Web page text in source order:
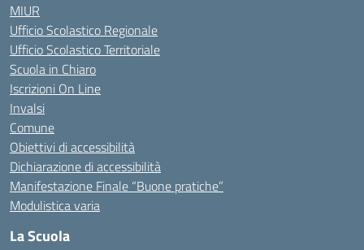
MIUR
Ufficio Scolastico Regionale
Ufficio Scolastico Territoriale
Scuola in Chiaro
Iscrizioni On Line
Invalsi
Comune
Obiettivi di accessibilità
Dichiarazione di accessibilità
Manifestazione Finale “Buone pratiche”
Modulistica varia
La Scuola